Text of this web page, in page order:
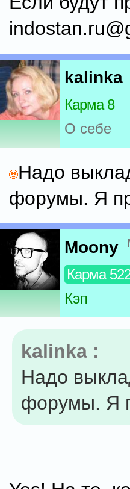
kalinka
Карма 8
О себе
Надо
форумы. Я
Moony
Карма
Кэп
kalinka :
Надо
форумы. Я